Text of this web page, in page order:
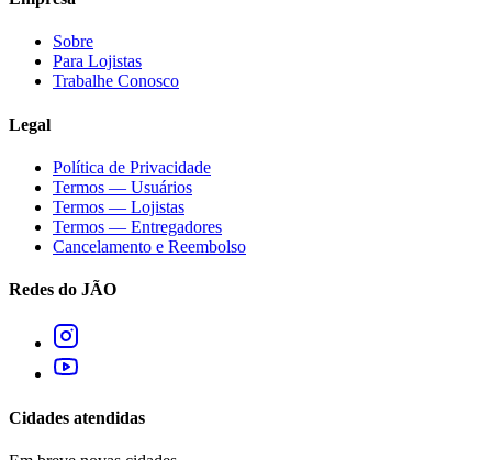
Sobre
Para Lojistas
Trabalhe Conosco
Legal
Política de Privacidade
Termos — Usuários
Termos — Lojistas
Termos — Entregadores
Cancelamento e Reembolso
Redes do JÃO
Cidades atendidas